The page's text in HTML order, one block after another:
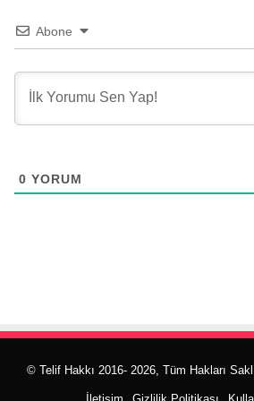
Abone
0 YORUM
© Telif Hakkı 2016- 2026, Tüm Hakları